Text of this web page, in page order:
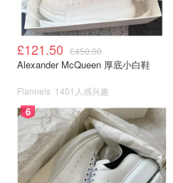
£121.50 £450.00
Alexander McQueen 厚底小白鞋
Flannels 1401人感兴趣
6